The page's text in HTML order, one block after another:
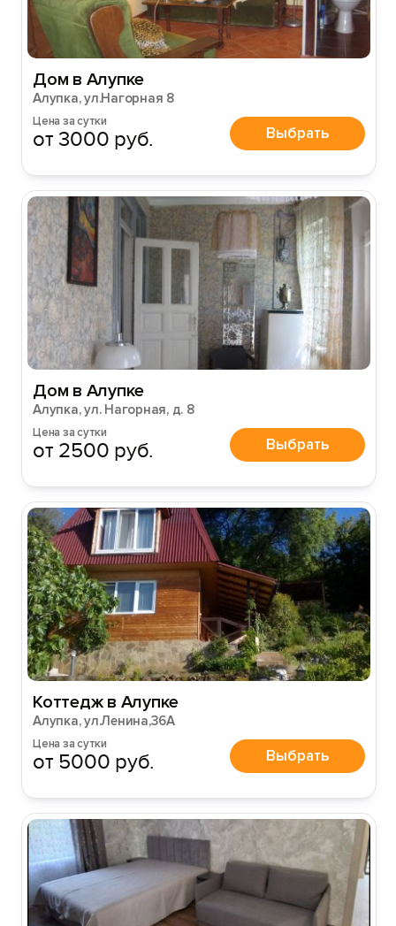
Дом в Алупке
Алупка, ул.Нагорная 8
Цена за сутки
от 3000 руб. Выбрать
Дом в Алупке
Алупка, ул. Нагорная, д. 8
Цена за сутки
от 2500 руб. Выбрать
Коттедж в Алупке
Алупка, ул.Ленина,36А
Цена за сутки
от 5000 руб. Выбрать